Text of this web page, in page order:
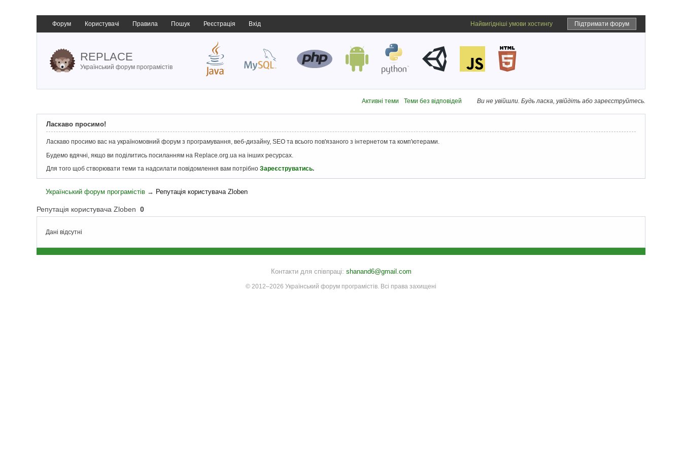
Форум Користувачі Правила Пошук Реєстрація Вхід Підтримати форум
Найвигідніші умови хостингу
REPLACE
Український форум програмістів
Ви не увійшли. Будь ласка, увійдіть або зареєструйтесь.
Активні теми Теми без відповідей
Ласкаво просимо!
Ласкаво просимо вас на україномовний форум з програмування, веб-дизайну, SEO та всього пов'язаного з інтернетом та комп'ютерами.
Будемо вдячні, якщо ви поділитись посиланням на Replace.org.ua на інших ресурсах.
Для того щоб створювати теми та надсилати повідомлення вам потрібно Зареєструватись.
Український форум програмістів → Репутація користувача Zloben
Репутація користувача Zloben 0
Дані відсутні
Контакти для співпраці: shanand6@gmail.com
© 2012–2026 Український форум програмістів. Всі права захищені